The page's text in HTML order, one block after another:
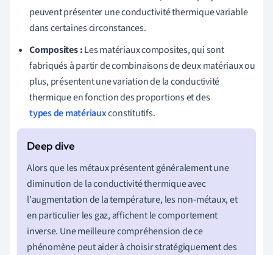
peuvent présenter une conductivité thermique variable
dans certaines circonstances.
Composites :Les matériaux composites, qui sont
fabriqués à partir de combinaisons de deux matériaux ou
plus, présentent une variation de la conductivité
thermique en fonction des proportions et des
types de matériauxconstitutifs.
Alors que les métaux présentent généralement une
diminution de la conductivité thermique avec
l'augmentation de la température, les non-métaux, et
en particulier les gaz, affichent le comportement
inverse. Une meilleure compréhension de ce
phénomène peut aider à choisir stratégiquement des